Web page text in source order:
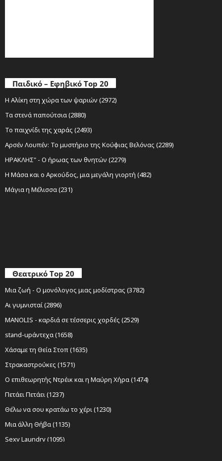
Παιδικό – Εφηβικό Top 20
Η Αλίκη στη χώρα των ψαριών (2972)
Τα στενά παπούτσια (2880)
Το παιχνίδι της χαράς (2493)
Αρσέν Λουπέν: Το μυστήριο της Κούφιας Βελόνας (2289)
ΗΡΑΚΛΗΣ" - Ο ήρωας των θνητών (2279)
Η Μάσα και ο Αρκούδος, μια μεγάλη γιορτή (482)
Μάγια η Μέλισσα (231)
Θεατρικό Top 20
Μια ζωή - Ο μονόλογος μιας μοδίστρας (3782)
Αι γυμνισταί (2896)
MANOLIS - καρδιά σε τέσσερις χορδές (2529)
stand-upάντεχα (1658)
Χάσαμε τη Θεία Στοπ (1635)
Στρακαστρούκες (1571)
Ο επιθεωρητής Ντρέικ και η Μαύρη Χήρα (1474)
Πετάει Πετάει (1237)
Θέλω να σου κρατάω το χέρι (1230)
Μια άλλη Θήβα (1135)
Sexy Laundry (1095)